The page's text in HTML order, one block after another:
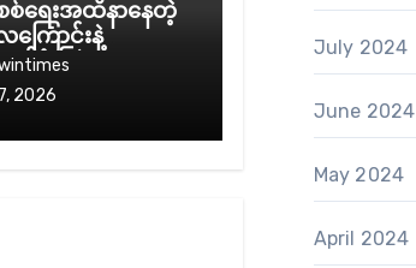
စစ်ရေးအထိနာနေတဲ့
ြောင်းနဲ့
န်ဗုံးကြဲနေ
2026
July 2024
June 2024
May 2024
April 2024